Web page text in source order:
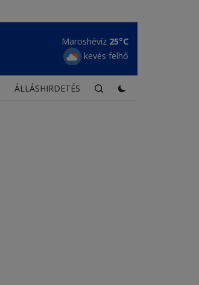
Maroshévíz 25°C
kevés felhő
ÁLLÁSHIRDETÉS